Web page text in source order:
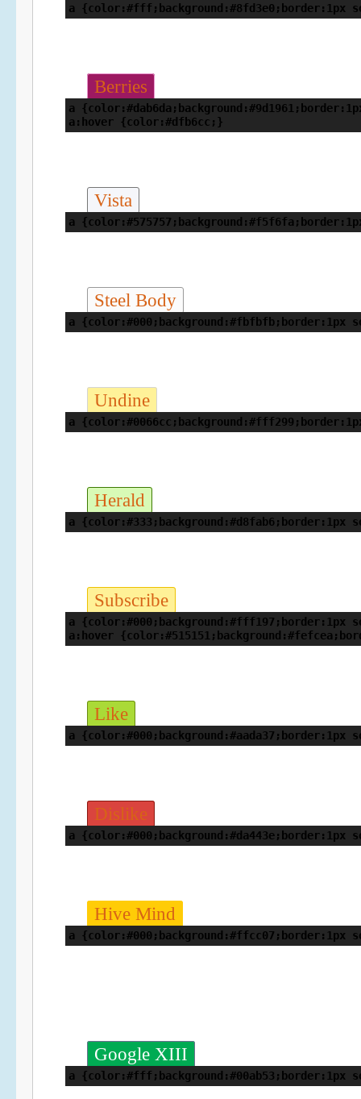
a {color:#fff;background:#8fd3e0;border:1px
Berries
a
a:hover {color:#dfb6cc;}
Vista
a
Steel Body
a
Undine
a
Herald
a
Subscribe
a
a:hover
Like
a
Dislike
a
Hive Mind
a
Google XIII
a